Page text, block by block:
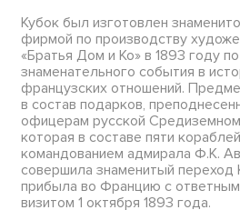
Кубок был изготовлен
фирмой по производству
«Братья Дом и Ко» в 1893 году
знаменательного события в
французских отношений.
в состав подарков,
офицерам русской
которая в составе пяти
командованием адмирала Ф.К.
совершила знаменитый
прибыла во Францию с
визитом 1 октября 1893 года.